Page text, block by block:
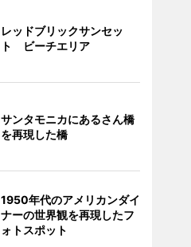
レッドブリックサンセッ
ト ビーチエリア
サンタモニカにあるさん橋
を再現した橋
1950年代のアメリカンダイ
ナーの世界観を再現したフ
ォトスポット